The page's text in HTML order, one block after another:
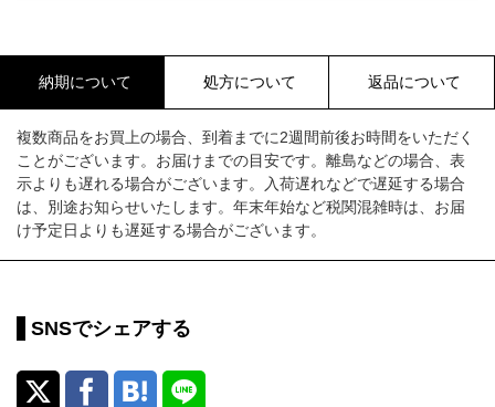
納期について 処方について 返品について
複数商品をお買上の場合、到着までに2週間前後お時間をいただく
ことがございます。お届けまでの目安です。離島などの場合、表
示よりも遅れる場合がございます。入荷遅れなどで遅延する場合
は、別途お知らせいたします。年末年始など税関混雑時は、お届
け予定日よりも遅延する場合がございます。
SNSでシェアする